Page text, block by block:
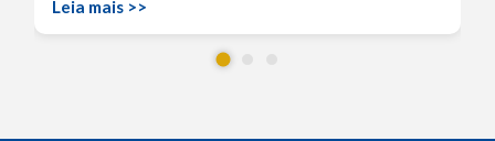
Leia mais >>